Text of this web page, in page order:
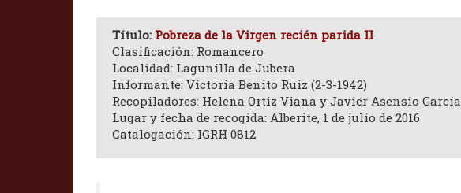
Título: Pobreza de la Virgen recién parida II
Clasificación: Romancero
Localidad: Lagunilla de Jubera
Informante: Victoria Benito Ruiz (2-3-1942)
Recopiladores: Helena Ortiz Viana y Javier Asensio García
Lugar y fecha de recogida: Alberite, 1 de julio de 2016
Catalogación: IGRH 0812